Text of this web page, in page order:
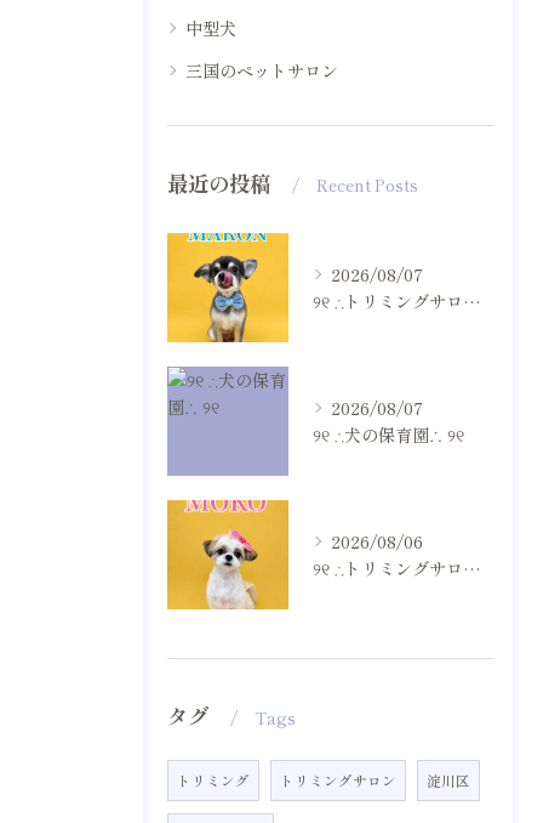
中型犬
三国のペットサロン
最近の投稿 Recent Posts
2026/08/07
୨୧ ∴トリミングサロン∴ ୨୧
2026/08/07
୨୧ ∴犬の保育園∴ ୨୧
2026/08/06
୨୧ ∴トリミングサロン∴ ୨୧
タグ Tags
トリミング トリミングサロン 淀川区